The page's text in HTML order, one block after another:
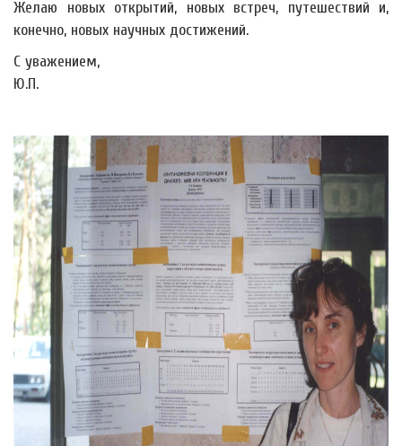
Желаю новых открытий, новых встреч, путешествий и,
конечно, новых научных достижений.
С уважением,
Ю.П.